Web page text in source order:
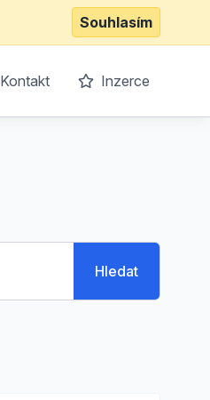
Souhlasím
Kontakt Inzerce
Hledat